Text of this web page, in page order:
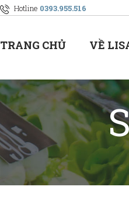
Hotline 0393.955.516
TRANG CHỦ VỀ